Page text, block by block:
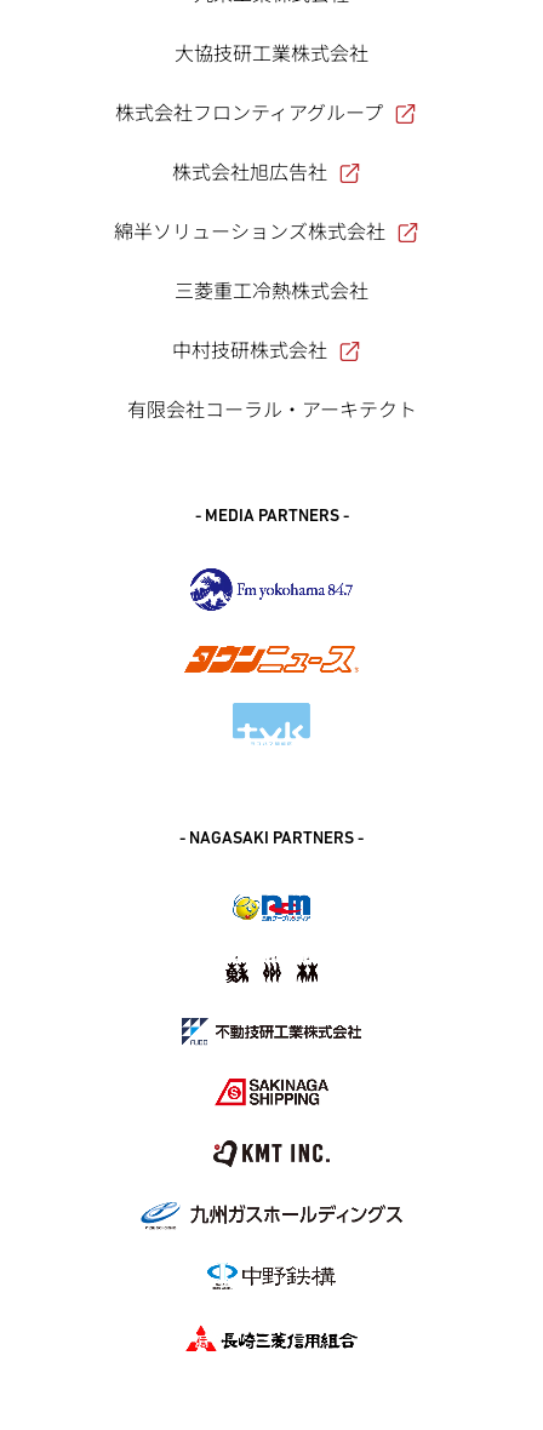
大協技研工業株式会社
株式会社フロンティアグループ
株式会社旭広告社
綿半ソリューションズ株式会社
三菱重工冷熱株式会社
中村技研株式会社
有限会社コーラル・アーキテクト
- MEDIA PARTNERS -
- NAGASAKI PARTNERS -